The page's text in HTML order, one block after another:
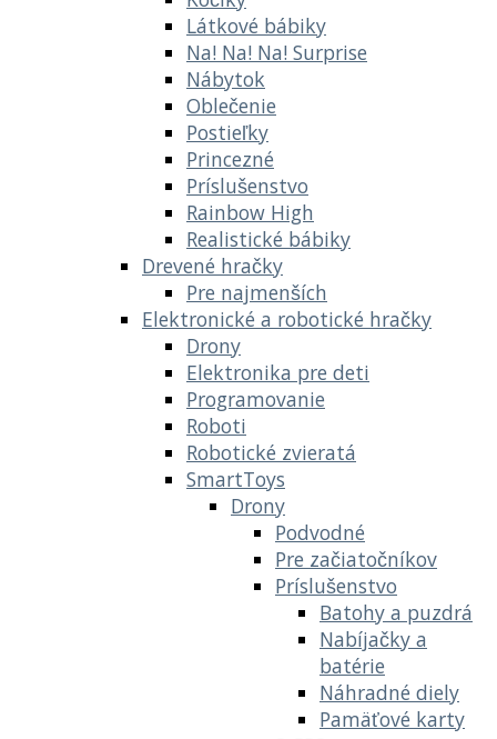
Látkové bábiky
Na! Na! Na! Surprise
Nábytok
Oblečenie
Postieľky
Princezné
Príslušenstvo
Rainbow High
Realistické bábiky
Drevené hračky
Pre najmenších
Elektronické a robotické hračky
Drony
Elektronika pre deti
Programovanie
Roboti
Robotické zvieratá
SmartToys
Drony
Podvodné
Pre začiatočníkov
Príslušenstvo
Batohy a puzdrá
Nabíjačky a
batérie
Náhradné diely
Pamäťové karty